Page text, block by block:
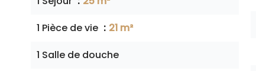
1 Pièce de vie
21 m²
1 Salle de douche